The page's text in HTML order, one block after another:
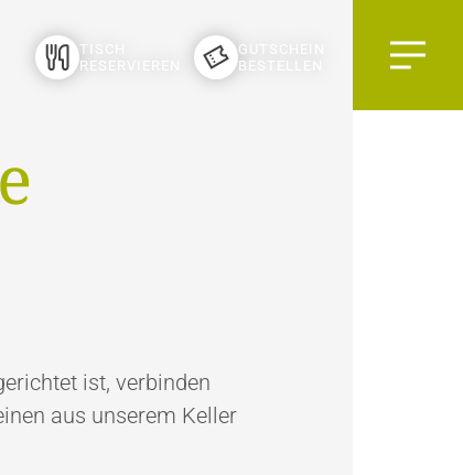
TISCH
RESERVIEREN
GUTSCHEIN
BESTELLEN
ist, verbinden
aus unserem Keller